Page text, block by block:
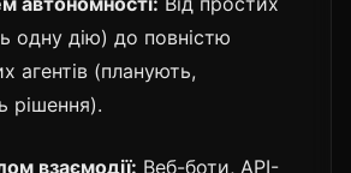
одну дію) до повністю
агентів (планують,
рішення).
взаємодії: Веб-боти, API-